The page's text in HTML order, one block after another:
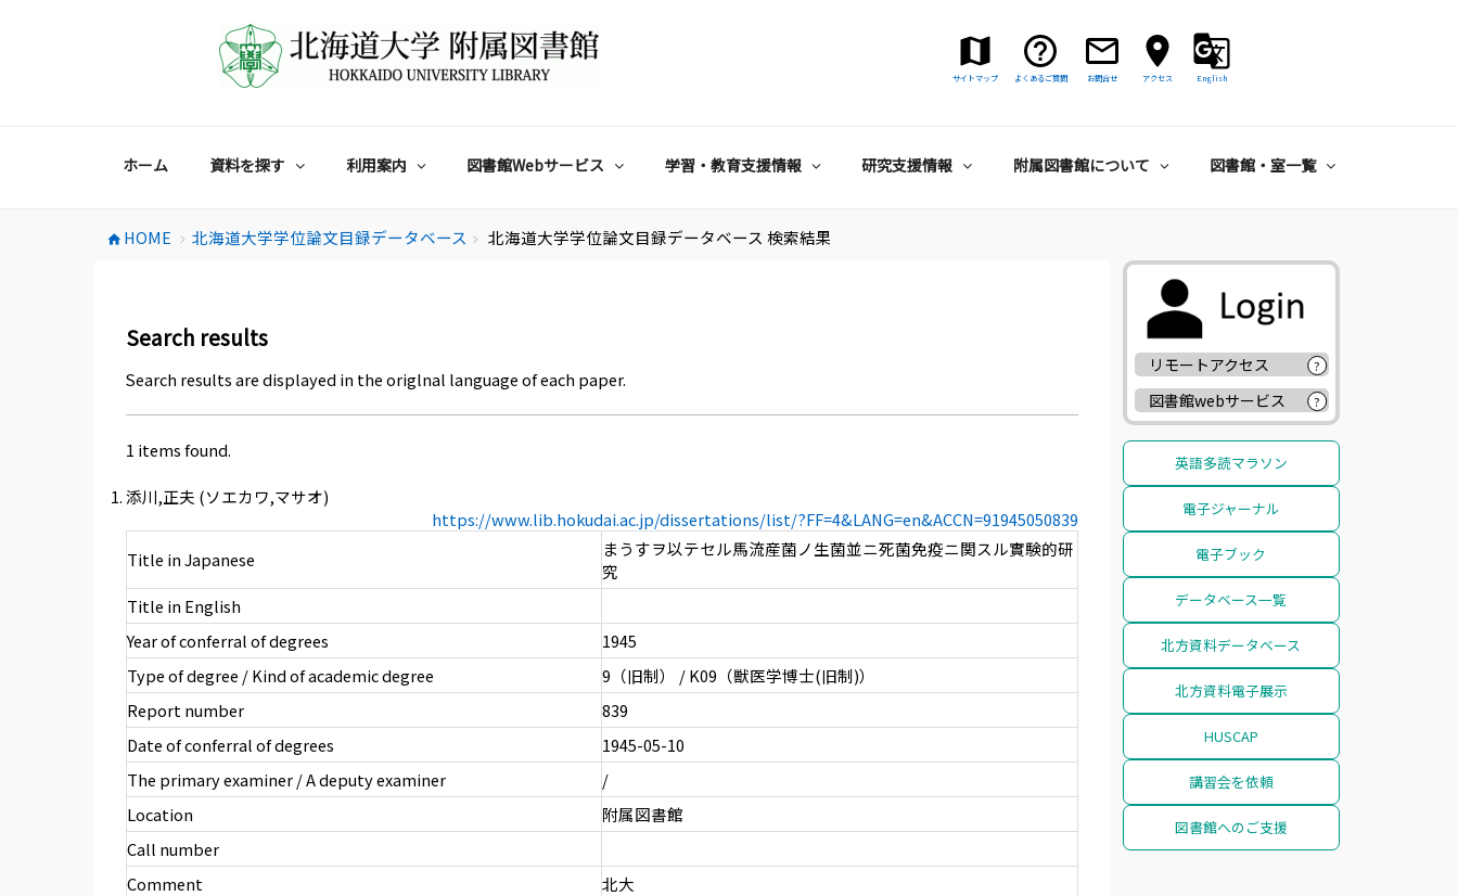
サイトマップ よくあるご質問 お問合せ アクセス English
ホーム 資料を探す 利用案内 図書館Webサービス 学習・教育支援情報 研究支援情報 附属図書館について 図書館・室一覧
home HOME chevron_right 北海道大学学位論文目録データベース chevron_right 北海道大学学位論文目録データベース 検索結果
Search results
Search results are displayed in the origlnal language of each paper.
1 items found.
添川,正夫 (ソエカワ,マサオ)
https://www.lib.hokudai.ac.jp/dissertations/list/?FF=4&LANG=en&ACCN=91945050839
Title in Japanese
まうすヲ以テセル馬流産菌ノ生菌並ニ死菌免疫ニ関スル實験的研
究
Title in English
Year of conferral of degrees
1945
Type of degree / Kind of academic degree
9（旧制） / K09（獣医学博士(旧制)）
Report number
839
Date of conferral of degrees
1945-05-10
The primary examiner / A deputy examiner
/
Location
附属図書館
Call number
Comment
北大
リモートアクセス ?
図書館webサービス ?
英語多読マラソン
電子ジャーナル
電子ブック
データベース一覧
北方資料データベース
北方資料電子展示
HUSCAP
講習会を依頼
図書館へのご支援